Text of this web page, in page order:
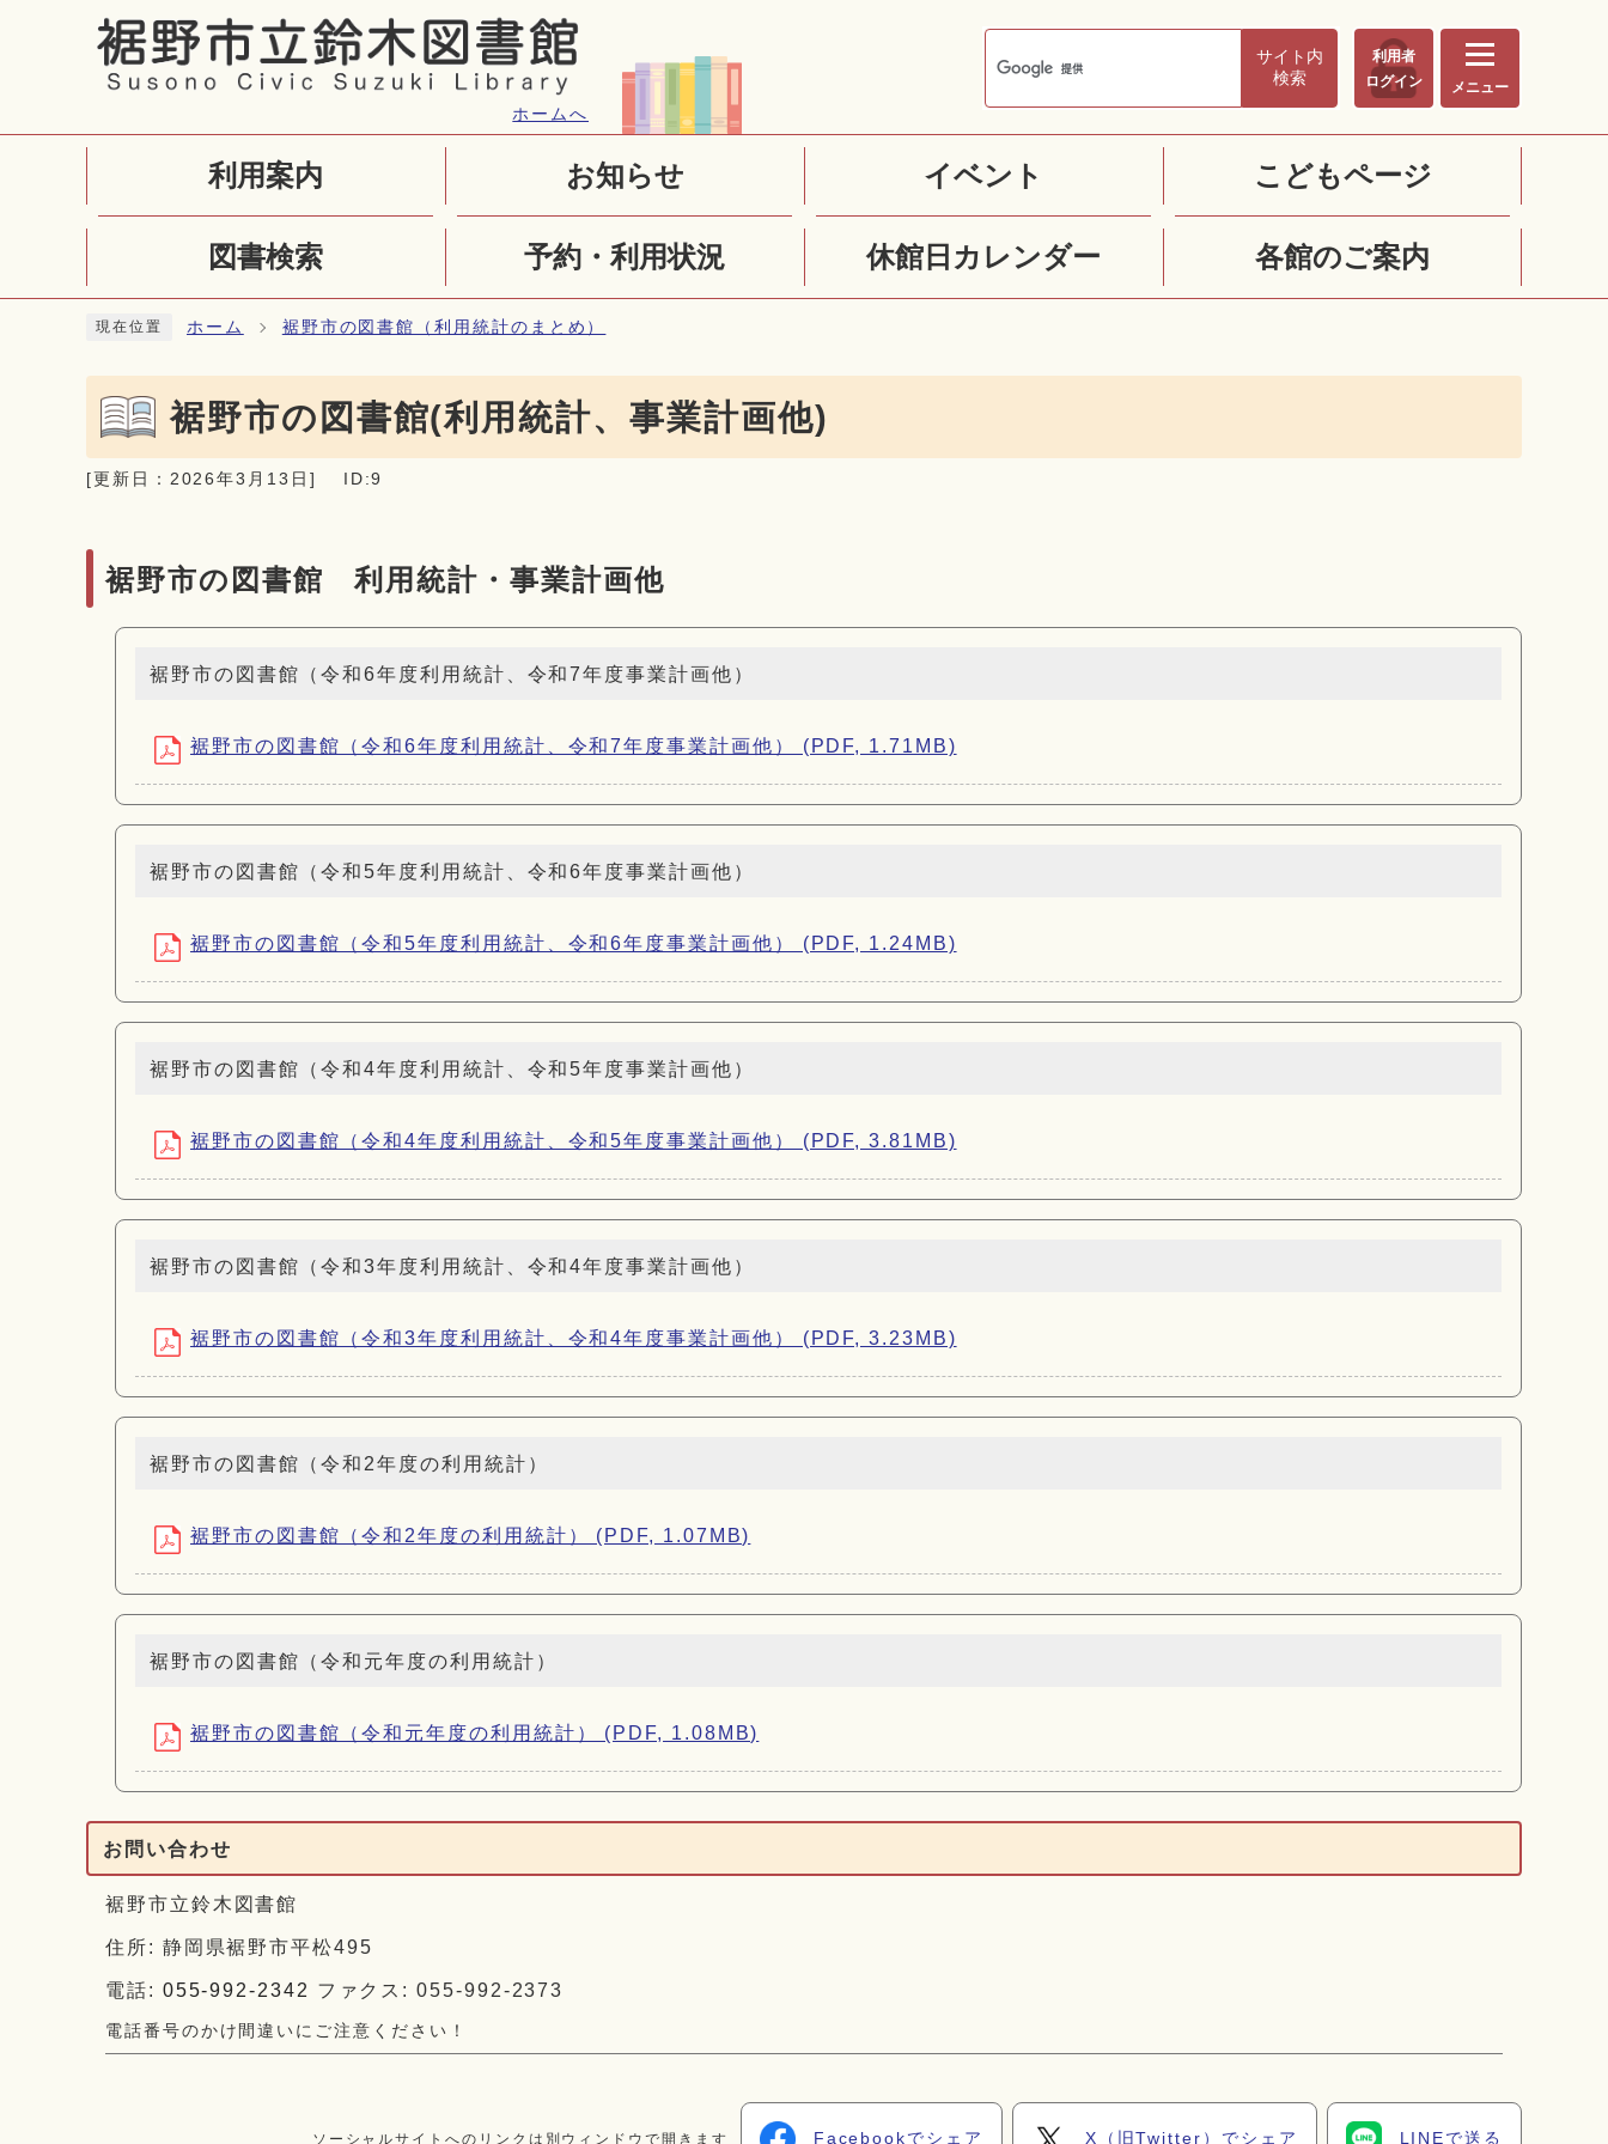
ページの先頭です
ホームへ
サイト内
検索
利用者
ログイン
メニュー
利用案内 お知らせ イベント こどもページ
図書検索 予約・利用状況 休館日カレンダー 各館のご案内
現在位置 ホーム 裾野市の図書館（利用統計のまとめ）
裾野市の図書館(利用統計、事業計画他)
[更新日： 2026年3月13日 ] ID:9
裾野市の図書館 利用統計・事業計画他
裾野市の図書館（令和6年度利用統計、令和7年度事業計画他）
裾野市の図書館（令和6年度利用統計、令和7年度事業計画他） (PDF, 1.71MB)
裾野市の図書館（令和5年度利用統計、令和6年度事業計画他）
裾野市の図書館（令和5年度利用統計、令和6年度事業計画他） (PDF, 1.24MB)
裾野市の図書館（令和4年度利用統計、令和5年度事業計画他）
裾野市の図書館（令和4年度利用統計、令和5年度事業計画他） (PDF, 3.81MB)
裾野市の図書館（令和3年度利用統計、令和4年度事業計画他）
裾野市の図書館（令和3年度利用統計、令和4年度事業計画他） (PDF, 3.23MB)
裾野市の図書館（令和2年度の利用統計）
裾野市の図書館（令和2年度の利用統計） (PDF, 1.07MB)
裾野市の図書館（令和元年度の利用統計）
裾野市の図書館（令和元年度の利用統計） (PDF, 1.08MB)
お問い合わせ
裾野市立鈴木図書館
住所: 静岡県裾野市平松495
電話: 055-992-2342 ファクス: 055-992-2373
電話番号のかけ間違いにご注意ください！
ソーシャルサイトへのリンクは別ウィンドウで開きます Facebookでシェア X（旧Twitter）でシェア LINEで送る